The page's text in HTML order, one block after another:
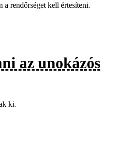
rendőrséget kell értesíteni.
az unokázós
ki.